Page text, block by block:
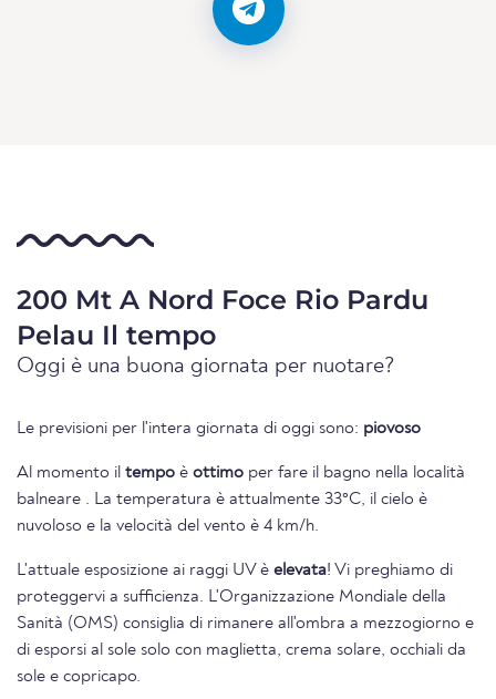
200 Mt A Nord Foce Rio Pardu
Pelau Il tempo
Oggi è una buona giornata per nuotare?
Le previsioni per l'intera giornata di oggi sono: piovoso
Al momento il tempo è ottimo per fare il bagno nella località
balneare . La temperatura è attualmente 33°C, il cielo è
nuvoloso e la velocità del vento è 4 km/h.
L'attuale esposizione ai raggi UV è elevata! Vi preghiamo di
proteggervi a sufficienza. L'Organizzazione Mondiale della
Sanità (OMS) consiglia di rimanere all'ombra a mezzogiorno e
di esporsi al sole solo con maglietta, crema solare, occhiali da
sole e copricapo.